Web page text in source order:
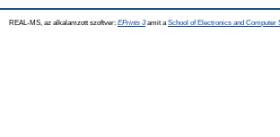
REAL-MS, az alkalamzott szoftver: EPrints 3amit a School of Electronics and Computer